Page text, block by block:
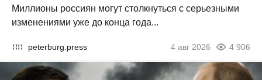
Миллионы россиян могут столкнуться с серьезными
изменениями уже до конца года...
peterburg.press 4 авг 2026 4 906